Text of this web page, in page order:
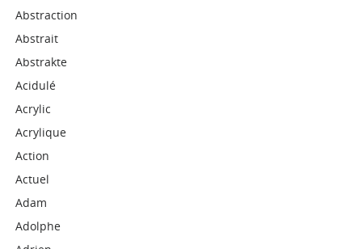
Abstraction
Abstrait
Abstrakte
Acidulé
Acrylic
Acrylique
Action
Actuel
Adam
Adolphe